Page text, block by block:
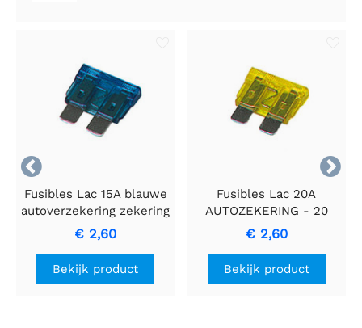


Fusibles Lac 15A blauwe
autoverzekering zekering
€ 2,60
Bekijk product
Fusibles Lac 20A
AUTOZEKERING - 20
Ampé Autozekering voor
bedrading beveiliging
€ 2,60
Bekijk product